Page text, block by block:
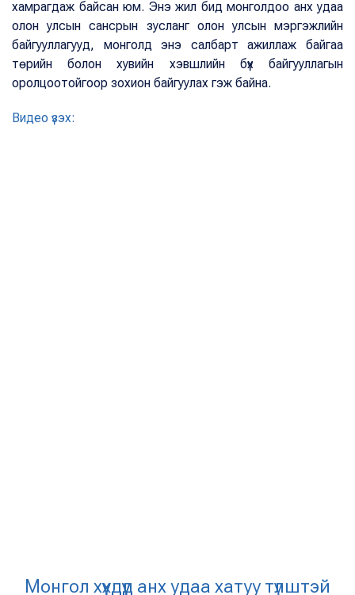
хамрагдаж байсан юм. Энэ жил бид монголдоо анх удаа
олон улсын сансрын зусланг олон улсын мэргэжлийн
байгууллагууд, монголд энэ салбарт ажиллаж байгаа
төрийн болон хувийн хэвшлийн бүх байгууллагын
оролцоотойгоор зохион байгуулах гэж байна.
Видео үзэх:
Монгол хүүхдүүд анх удаа хатуу түлштэй